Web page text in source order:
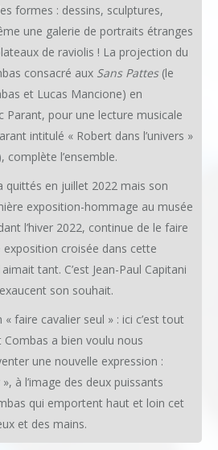
formes : dessins, sculptures,
une galerie de portraits étranges
de raviolis ! La projection du
consacré aux Sans Pattes(le
et Lucas Mancione) en
Parant, pour une lecture musicale
intitulé « Robert dans l’univers »
complète l’ensemble.
quittés en juillet 2022 mais son
exposition-hommage au musée
l’hiver 2022, continue de le faire
croisée dans cette
tant. C’est Jean-Paul Capitani
son souhait.
« faire cavalier seul » : ici c’est tout
a bien voulu nous
une nouvelle expression :
à l’image des deux puissants
qui emportent haut et loin cet
et des mains.